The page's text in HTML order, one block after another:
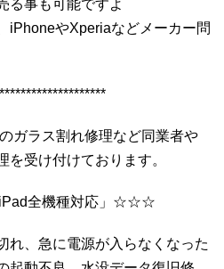
る事も可能ですよ
iPhoneやXperiaなどメーカー問
ガラス割れ修理など同業者や
受け付けております。
全機種対応」☆☆☆
れ、急に電源が入らなくなった